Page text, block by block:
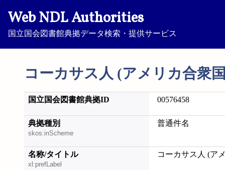
Web NDL Authorities
国立国会図書館典拠データ検索・提供サービス
コーカサス人 (アメリカ合衆
国立国会図書館典拠ID 00576458
典拠種別
skos:inScheme
普通件名
名称/タイトル
xl:prefLabel
コーカサス人 (ア